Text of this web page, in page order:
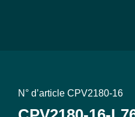
N° d’article CPV2180-16